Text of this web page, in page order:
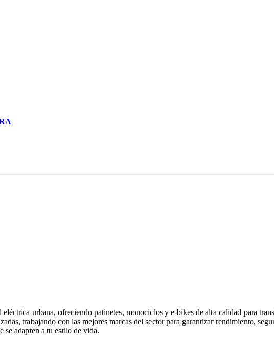
urbana, ofreciendo patinetes, monociclos y e-bikes de alta calidad para
trabajando con las mejores marcas del sector para garantizar rendimiento,
se adapten a tu estilo de vida.